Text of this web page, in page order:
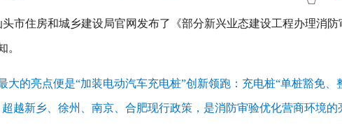
头市住房和城乡建设局官网发布了《部分新兴业态建设工程办理消防
。
大的亮点便是“加装电动汽车充电桩”创新领跑：充电桩“单桩豁免、
越新乡、徐州、南京、合肥现行政策，是消防审验优化营商环境的